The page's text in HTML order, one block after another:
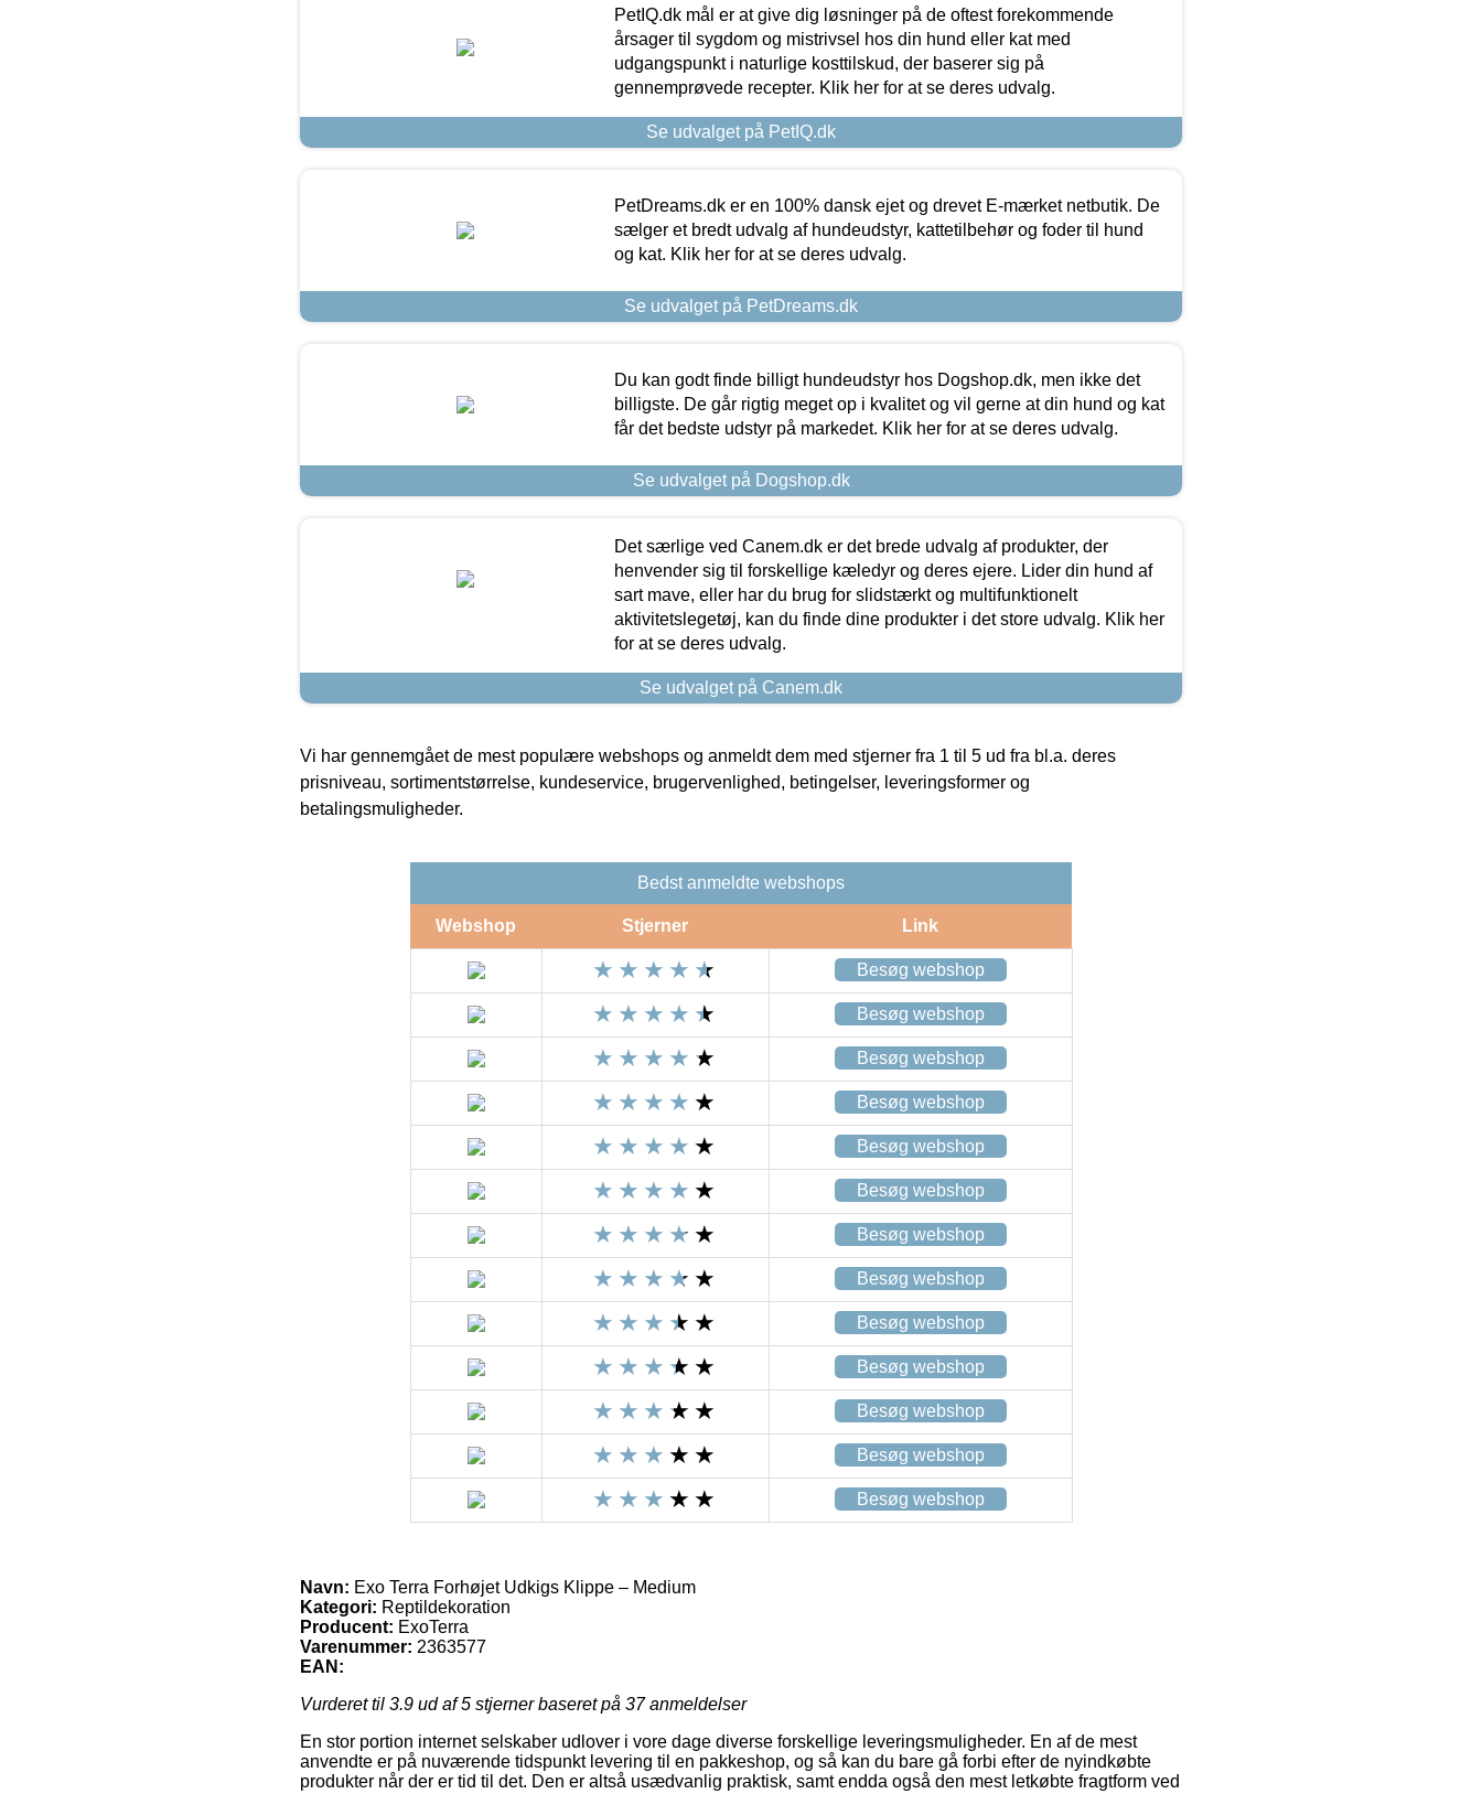
PetIQ.dk mål er at give dig løsninger på de oftest forekommende
årsager til sygdom og mistrivsel hos din hund eller kat med
udgangspunkt i naturlige kosttilskud, der baserer sig på
gennemprøvede recepter. Klik her for at se deres udvalg.
Se udvalget på PetIQ.dk
PetDreams.dk er en 100% dansk ejet og drevet E-mærket netbutik. De
sælger et bredt udvalg af hundeudstyr, kattetilbehør og foder til hund
og kat. Klik her for at se deres udvalg.
Se udvalget på PetDreams.dk
Du kan godt finde billigt hundeudstyr hos Dogshop.dk, men ikke det
billigste. De går rigtig meget op i kvalitet og vil gerne at din hund og kat
får det bedste udstyr på markedet. Klik her for at se deres udvalg.
Se udvalget på Dogshop.dk
Det særlige ved Canem.dk er det brede udvalg af produkter, der
henvender sig til forskellige kæledyr og deres ejere. Lider din hund af
sart mave, eller har du brug for slidstærkt og multifunktionelt
aktivitetslegetøj, kan du finde dine produkter i det store udvalg. Klik her
for at se deres udvalg.
Se udvalget på Canem.dk
Vi har gennemgået de mest populære webshops og anmeldt dem med stjerner fra 1 til 5 ud fra bl.a. deres
prisniveau, sortimentstørrelse, kundeservice, brugervenlighed, betingelser, leveringsformer og
betalingsmuligheder.
Bedst anmeldte webshops
Webshop Stjerner Link
Besøg webshop
Besøg webshop
Besøg webshop
Besøg webshop
Besøg webshop
Besøg webshop
Besøg webshop
Besøg webshop
Besøg webshop
Besøg webshop
Besøg webshop
Besøg webshop
Besøg webshop
Navn: Exo Terra Forhøjet Udkigs Klippe – Medium
Kategori: Reptildekoration
Producent: ExoTerra
Varenummer: 2363577
EAN:
Vurderet til 3.9 ud af 5 stjerner baseret på 37anmeldelser
En stor portion internet selskaber udlover i vore dage diverse forskellige leveringsmuligheder. En af de mest
anvendte er på nuværende tidspunkt levering til en pakkeshop, og så kan du bare gå forbi efter de nyindkøbte
produkter når der er tid til det. Den er altså usædvanlig praktisk, samt endda også den mest letkøbte fragtform ved